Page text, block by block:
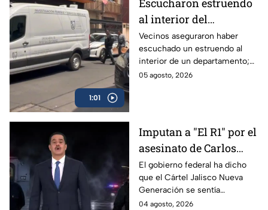
1:01
Escucharon estruendo
al interior del
inmueble: Hallan
muerto a un hombre en
departamento de San
Simón, Benito Juárez
Vecinos aseguraron haber
escuchado un estruendo al
interior de un departamento;
así fue el hallazgo del cuerpo
05 agosto, 2026
Imputan a "El R1" por el
asesinato de Carlos
Manzo
El gobierno federal ha dicho
que el Cártel Jalisco Nueva
Generación se sentía
provocado por Carlos Manzo,
04 agosto, 2026